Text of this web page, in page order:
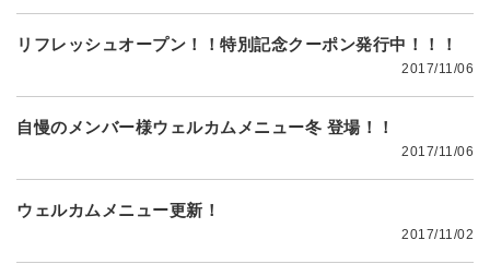
リフレッシュオープン！！特別記念クーポン発行中！！！
2017/11/06
自慢のメンバー様ウェルカムメニュー冬 登場！！
2017/11/06
ウェルカムメニュー更新！
2017/11/02